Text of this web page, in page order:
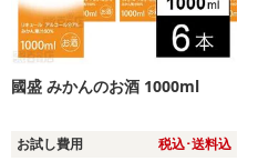
國盛 みかんのお酒 1000ml
お試し費用 税込･送料込